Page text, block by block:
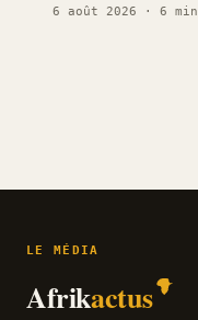
6 août 2026 · 6 min
LE MÉDIA
Afrikactus